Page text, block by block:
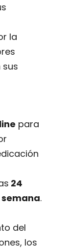
la
para
24
semana.
del
los